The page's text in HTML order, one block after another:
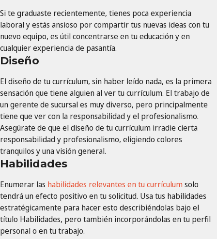
Si te graduaste recientemente, tienes poca experiencia
laboral y estás ansioso por compartir tus nuevas ideas con tu
nuevo equipo, es útil concentrarse en tu educación y en
cualquier experiencia de pasantía.
Diseño
El diseño de tu currículum, sin haber leído nada, es la primera
sensación que tiene alguien al ver tu currículum. El trabajo de
un gerente de sucursal es muy diverso, pero principalmente
tiene que ver con la responsabilidad y el profesionalismo.
Asegúrate de que el diseño de tu currículum irradie cierta
responsabilidad y profesionalismo, eligiendo colores
tranquilos y una visión general.
Habilidades
Enumerar las habilidades relevantes en tu currículumsolo
tendrá un efecto positivo en tu solicitud. Usa tus habilidades
estratégicamente para hacer esto describiéndolas bajo el
título Habilidades, pero también incorporándolas en tu perfil
personal o en tu trabajo.